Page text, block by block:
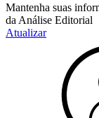
Mantenha suas
da Análise Editorial
Atualizar